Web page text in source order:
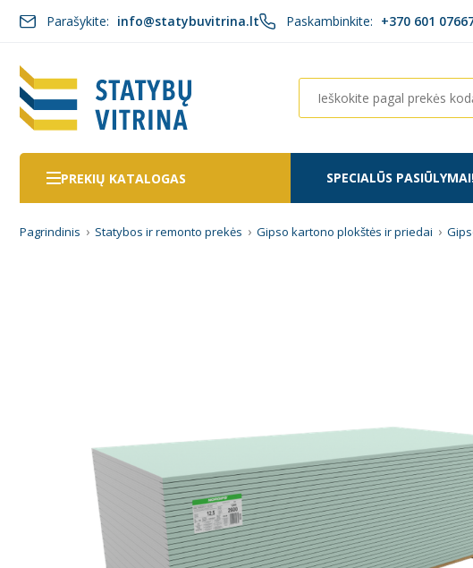
Parašykite: info@statybuvitrina.lt Paskambinkite: +370 601
PREKIŲ KATALOGAS SPECIALŪS
Pagrindinis Statybos ir remonto prekės Gipso kartono plokštės ir priedai